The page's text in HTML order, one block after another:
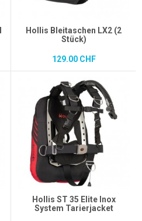
Hollis Bleitaschen LX2 (2
Stück)
129.00 CHF
Hollis ST 35 Elite Inox
System Tarierjacket